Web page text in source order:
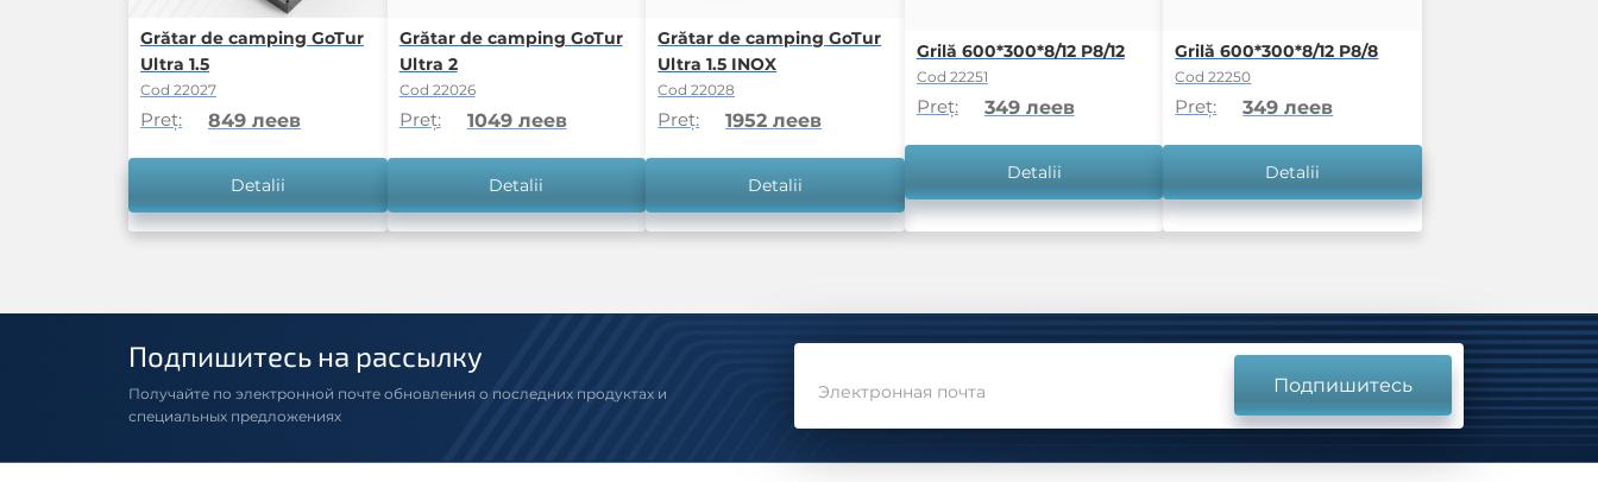
Grătar de camping GoTur
Ultra 1.5
Cod 22027
Preț: 849 леев
Detalii
Grătar de camping GoTur
Ultra 2
Cod 22026
Preț: 1049 леев
Detalii
Grătar de camping GoTur
Ultra 1.5 INOX
Cod 22028
Preț: 1952 леев
Detalii
Grilă 600*300*8/12 P8/12
Cod 22251
Preț: 349 леев
Detalii
Grilă 600*300*8/12 P8/8
Cod 22250
Preț: 349 леев
Detalii
Подпишитесь на рассылку
Получайте по электронной почте обновления о последних продуктах и
специальных предложениях
Электронная почта Подпишитесь